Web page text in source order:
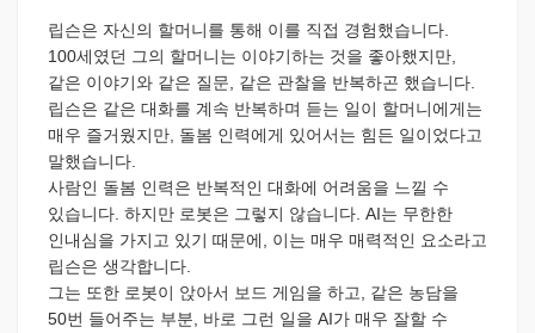
립슨은 자신의 할머니를 통해 이를 직접 경험했습니다.
100세였던 그의 할머니는 이야기하는 것을 좋아했지만,
같은 이야기와 같은 질문, 같은 관찰을 반복하곤 했습니다.
립슨은 같은 대화를 계속 반복하며 듣는 일이 할머니에게는
매우 즐거웠지만, 돌봄 인력에게 있어서는 힘든 일이었다고
말했습니다.
사람인 돌봄 인력은 반복적인 대화에 어려움을 느낄 수
있습니다. 하지만 로봇은 그렇지 않습니다. AI는 무한한
인내심을 가지고 있기 때문에, 이는 매우 매력적인 요소라고
립슨은 생각합니다.
그는 또한 로봇이 앉아서 보드 게임을 하고, 같은 농담을
50번 들어주는 부분, 바로 그런 일을 AI가 매우 잘할 수